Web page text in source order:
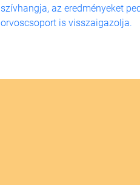
szívhangja, az eredményeket
orvoscsoport is visszaigazolja.